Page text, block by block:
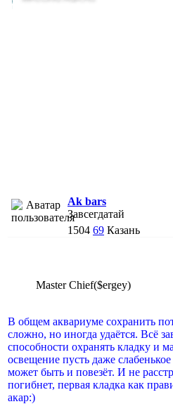
Ak bars
Завсегдатай
1504 69 Казань
Master Chief($ergey)
В общем аквариуме сохранить
сложно, но иногда удаётся. Всё
способности охранять кладку и
освещение пусть даже
может быть и повезёт. И не
погибнет, первая кладка как
акар:)